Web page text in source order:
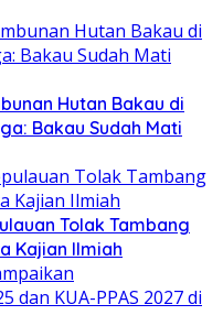
Hutan Bakau di
Bakau Sudah Mati
Tolak Tambang
Kajian Ilmiah